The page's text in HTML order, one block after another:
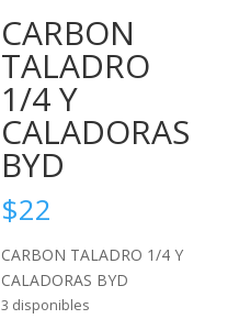
CARBON
TALADRO
1/4 Y
CALADORAS
BYD
$22
CARBON TALADRO 1/4 Y
CALADORAS BYD
3 disponibles